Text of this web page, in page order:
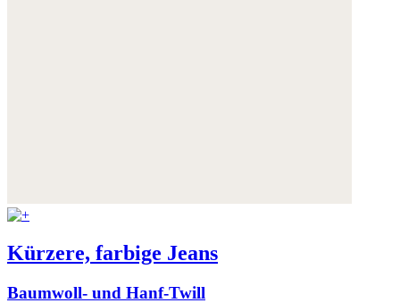
Kürzere, farbige Jeans
Baumwoll- und Hanf-Twill